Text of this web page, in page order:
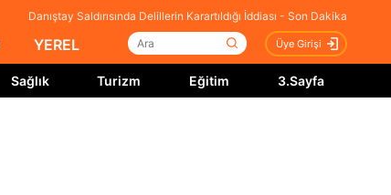
Danıştay Saldırısında Delillerin Karartıldığı İddiası - Son Dakika
YEREL Üye Girişi
Sağlık Turizm Eğitim 3.Sayfa